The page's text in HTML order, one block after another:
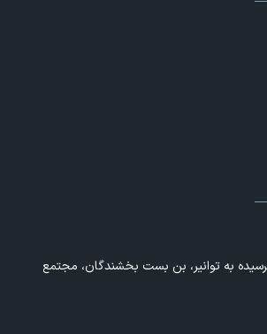
به توانیر، بن بست بخشندگان، مجتمع